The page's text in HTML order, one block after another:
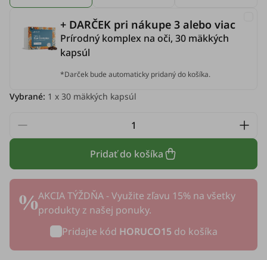
+ DARČEK pri nákupe 3 alebo viac
Prírodný komplex na oči, 30 mäkkých
kapsúl
*Darček bude automaticky pridaný do košíka.
Vybrané: 1 x 30 mäkkých kapsúl
Pridať do košíka
AKCIA TÝŽDŇA - Využite zľavu 15% na všetky
produkty z našej ponuky.
Pridajte kód HORUCO15 do košíka